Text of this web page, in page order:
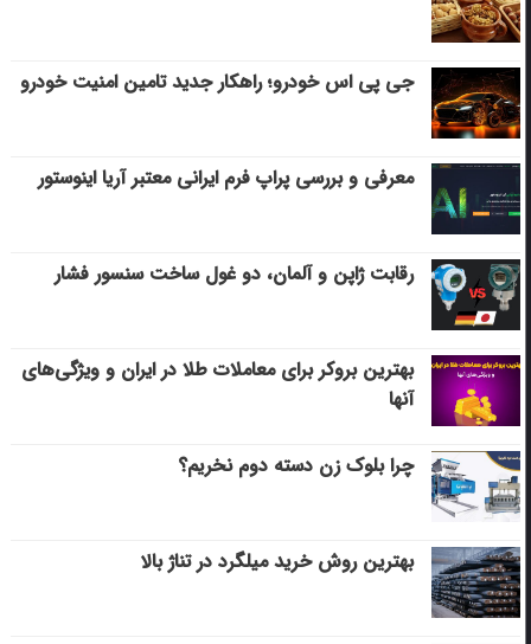
جی پی اس خودرو؛ راهکار جدید تامین امنیت خودرو
معرفی و بررسی پراپ فرم ایرانی معتبر آریا اینوستور
رقابت ژاپن و آلمان، دو غول ساخت سنسور فشار
بهترین بروکر برای معاملات طلا در ایران و ویژگی‌های
آنها
چرا بلوک زن دسته دوم نخریم؟
بهترین روش خرید میلگرد در تناژ بالا